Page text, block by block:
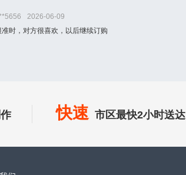
2026-06-09
准时，对方很喜欢，以后继续订购
快速 市区最快2小时送达